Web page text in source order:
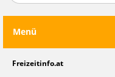
Menü
Freizeitinfo.at